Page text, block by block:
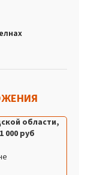
области,
000 руб